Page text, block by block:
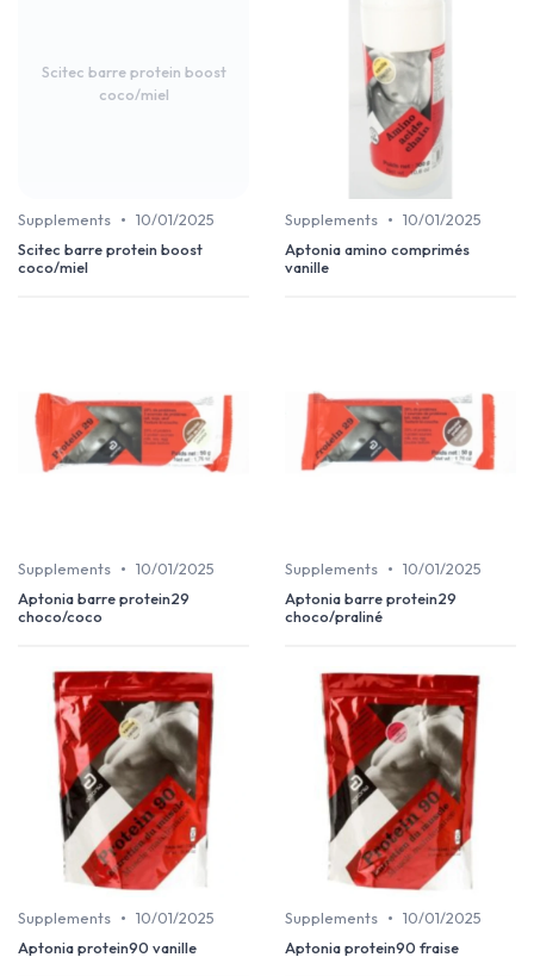
Scitec barre protein boost
coco/miel
Supplements • 10/01/2025
Scitec barre protein boost
coco/miel
Supplements • 10/01/2025
Aptonia amino comprimés
vanille
Supplements • 10/01/2025
Aptonia barre protein29
choco/coco
Supplements • 10/01/2025
Aptonia barre protein29
choco/praliné
Supplements • 10/01/2025
Aptonia protein90 vanille
Supplements • 10/01/2025
Aptonia protein90 fraise